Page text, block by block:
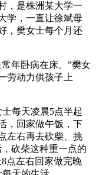
是株洲某大学一
学，一直让徐斌母
，樊女士每个月还
年卧病在床。”樊女
劳动力供孩子上
每天凌晨5点半起
，回家做午饭，下
左右再去砍柴、挑
砍柴这种重一点的
点左右回家做完晚